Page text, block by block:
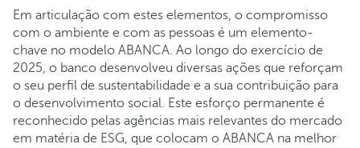
Em articulação com estes elementos, o compromisso
com o ambiente e com as pessoas é um elemento-
chave no modelo ABANCA. Ao longo do exercício de
2025, o banco desenvolveu diversas ações que reforçam
o seu perfil de sustentabilidade e a sua contribuição para
o desenvolvimento social. Este esforço permanente é
reconhecido pelas agências mais relevantes do mercado
em matéria de ESG, que colocam o ABANCA na melhor